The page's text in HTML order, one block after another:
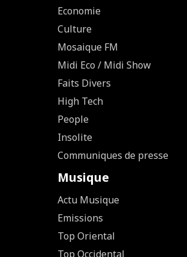
Economie
Culture
Mosaique FM
Midi Eco / Midi Show
Faits Divers
High Tech
People
Insolite
Communiques de presse
Musique
Actu Musique
Emissions
Top Oriental
Top Occidental